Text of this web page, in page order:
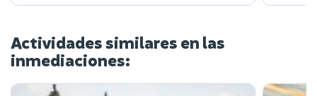
Actividades similares en las
inmediaciones: